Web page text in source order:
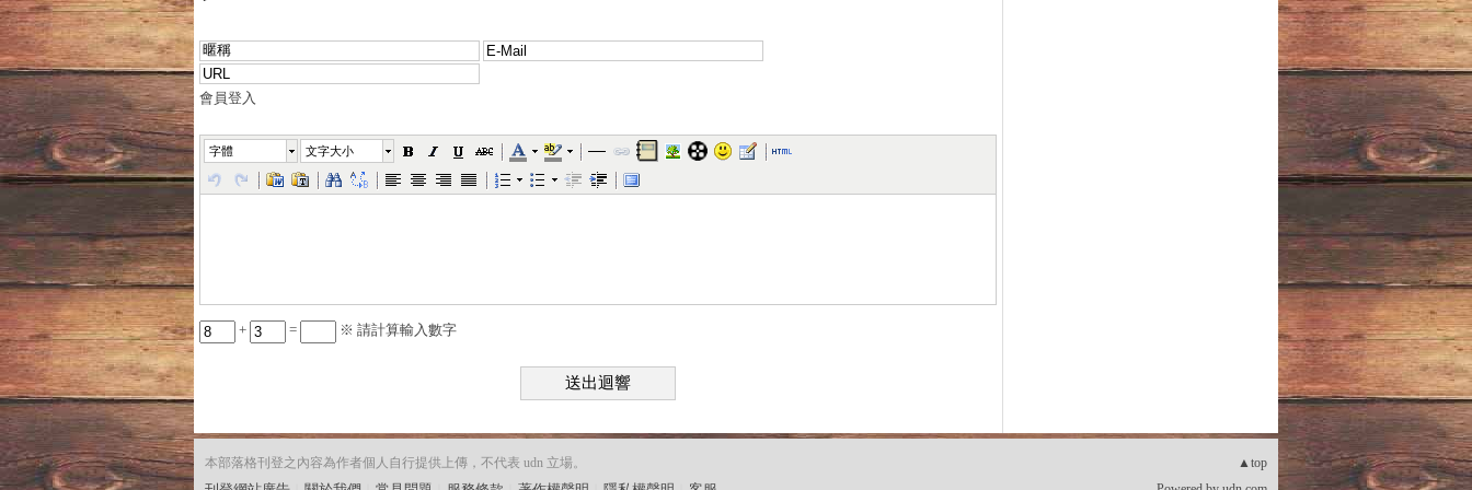
會員登入
字體 文字大小
+ = ※ 請計算輸入數字
送出迴響
▲top
本部落格刊登之內容為作者個人自行提供上傳，不代表 udn 立場。